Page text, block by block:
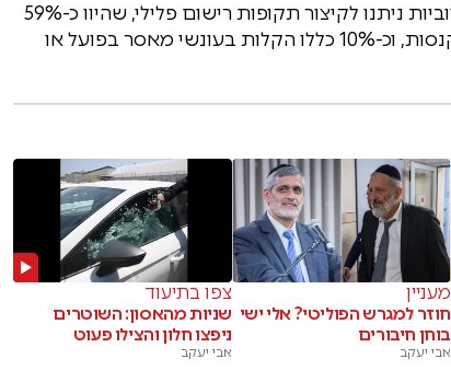
מתוך כלל הבקשות, 456 נענו בחיוב. רוב ההחלטות החיוביות ניתנו לקיצור תקופות רישום פלילי, שהיוו כ-59%
מהאישורים. בנוסף, כ-23% מההקלות עסקו בהפחתת קנסות, וכ-10% כללו הקלות בעונשי מאסר בפועל או
מעניין
חוזר למגרש הפוליטי? אלי ישי
בוחן חיבורים
אבי יעקב
צפו בתיעוד
שניות מהאסון: השוטרים
ניפצו חלון והצילו פעוט
אבי יעקב